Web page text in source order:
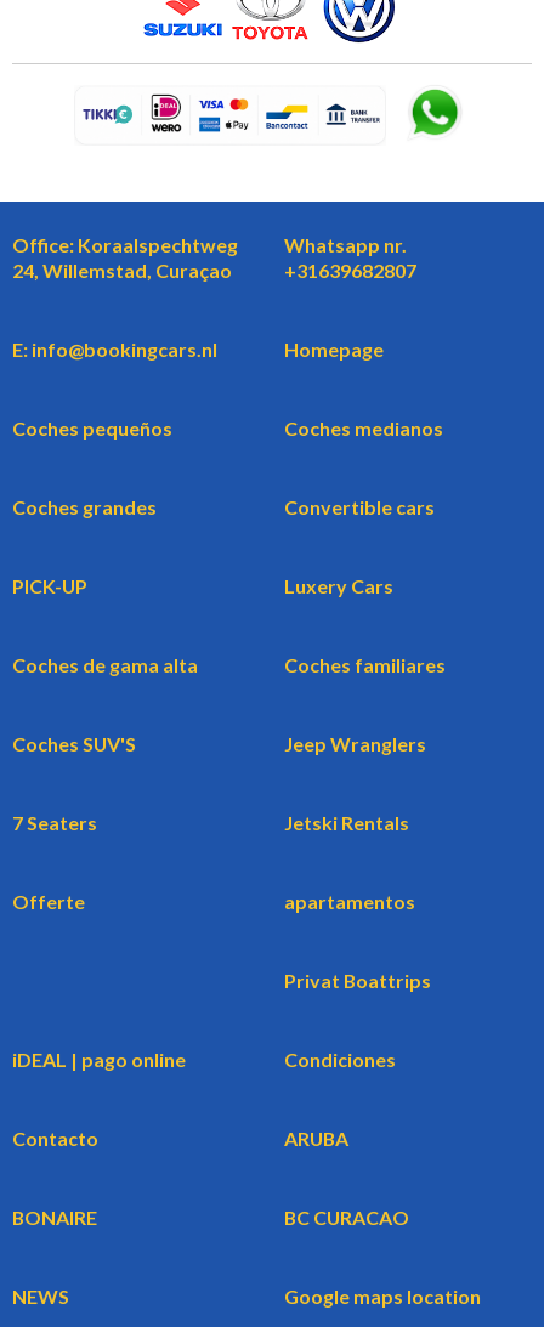
Office: Koraalspechtweg
24, Willemstad, Curaçao
Whatsapp nr.
+31639682807
E: info@bookingcars.nl Homepage
Coches pequeños Coches medianos
Coches grandes Convertible cars
PICK-UP Luxery Cars
Coches de gama alta Coches familiares
Coches SUV'S Jeep Wranglers
7 Seaters Jetski Rentals
Offerte apartamentos
Privat Boattrips
iDEAL | pago online Condiciones
Contacto ARUBA
BONAIRE BC CURACAO
NEWS Google maps location